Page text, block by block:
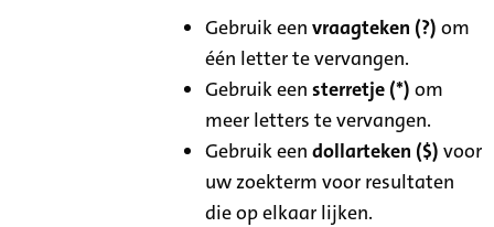
Gebruik eenvraagteken (?) om
één letter te vervangen.
Gebruik eensterretje (*) om
meer letters te vervangen.
Gebruik eendollarteken ($) voor
uw zoekterm voor resultaten
die op elkaar lijken.